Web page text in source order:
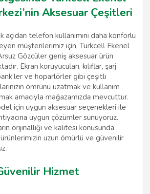
Aksesuar Çeşitleri
telefon kullanımını daha konforlu
müşterilerimiz için, Turkcell Ekenel
Gözcüler geniş aksesuar ürün
Ekran koruyucuları, kılıflar, şarj
ve hoparlörler gibi çeşitli
ömrünü uzatmak ve kullanım
amacıyla mağazamızda mevcuttur.
için uygun aksesuar seçenekleri ile
uygun çözümler sunuyoruz.
orijinalliği ve kalitesi konusunda
ürünlerimizin uzun ömürlü ve güvenilir
Hizmet